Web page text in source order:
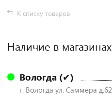
К списку товаров
Наличие в магазинах
Вологда (✔)
г. Вологда ул. Саммера д.62